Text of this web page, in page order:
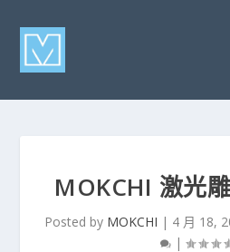
MOKCHI 激光
Posted by MOKCHI | 4 月 18,
|